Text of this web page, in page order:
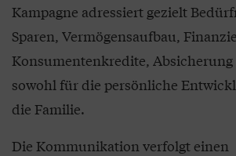
Kampagne adressiert gezielt
Sparen, Vermögensaufbau,
Konsumentenkredite, Absicherung
sowohl für die persönliche
die Familie.
Die Kommunikation verfolgt einen